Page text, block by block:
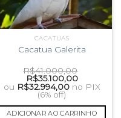
CACATUAS
Cacatua Galerita
R$41.000,00
O
preço
original
era:
R$41.000,00.
R$35.100,00O
preço
atual
ou R$32.994,00 no PIX
(6% off)
ADICIONAR AO CARRINHO